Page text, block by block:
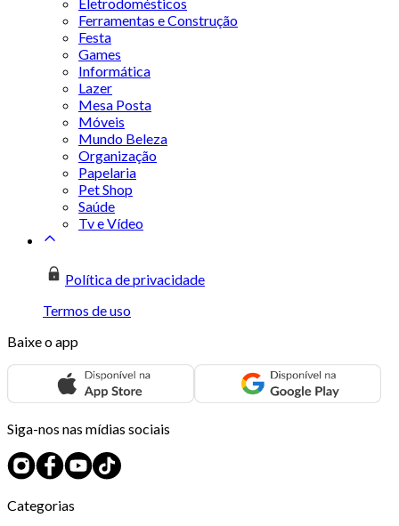
Ferramentas e Construção
Festa
Games
Informática
Lazer
Mesa Posta
Móveis
Mundo Beleza
Organização
Papelaria
Pet Shop
Saúde
Tv e Vídeo
Política de privacidade
Termos de uso
Baixe o app
Siga-nos nas mídias sociais
Categorias